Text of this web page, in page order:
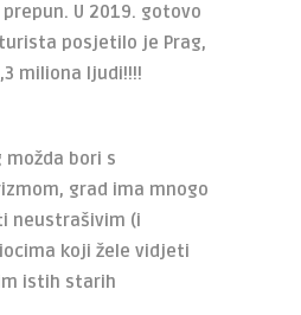
U 2019. gotovo
posjetilo je Prag,
miliona ljudi!!!!
možda bori s
grad ima mnogo
neustrašivim (i
koji žele vidjeti
istih starih